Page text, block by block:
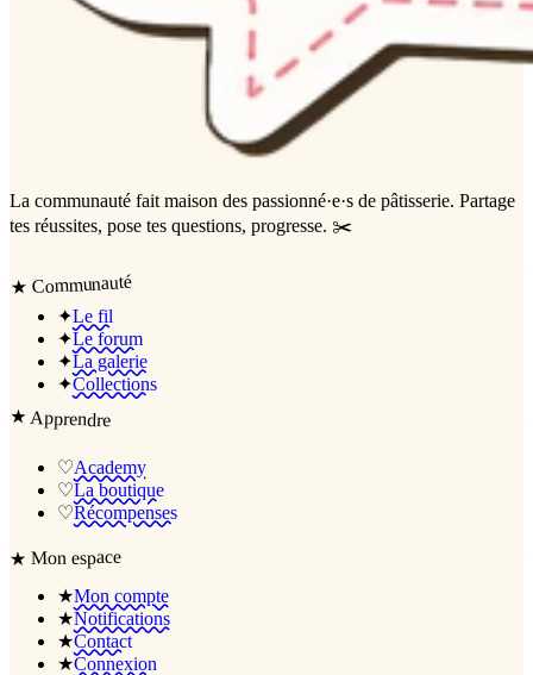
La communauté fait maison des passionné·e·s de pâtisserie. Partage
tes réussites, pose tes questions, progresse. ✂️
★ Communauté
✦Le fil
✦Le forum
✦La galerie
✦Collections
★Apprendre
♡Academy
♡La boutique
♡Récompenses
★Mon espace
★Mon compte
★Notifications
★Contact
★Connexion